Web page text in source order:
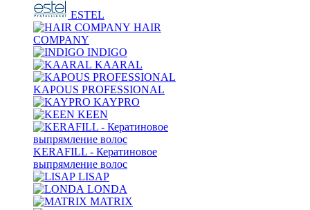
ESTEL
HAIR
COMPANY
INDIGO
KAARAL
KAPOUS PROFESSIONAL
KAYPRO
KEEN
KERAFILL - Кератиновое
выпрямление волос
LISAP
LONDA
MATRIX